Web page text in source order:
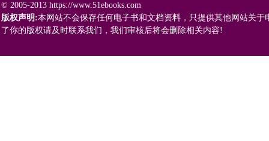
© 2005-2013 https://www.51ebooks.com
版权声明:本网站不会保存任何电子书和文档资料，只提供其他网站关
了你的版权请及时联系我们，我们审核后将会删除相关内容!